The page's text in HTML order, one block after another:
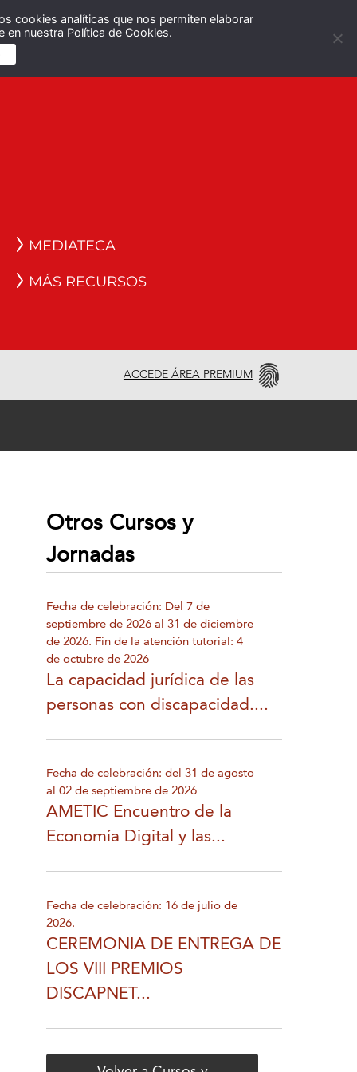
cookies analíticas que nos permiten elaborar
nuestra Política de Cookies.
Español English
MEDIATECA
MÁS RECURSOS
ACCEDE ÁREA PREMIUM
Otros Cursos y
Jornadas
Fecha de celebración: Del 7 de
septiembre de 2026 al 31 de diciembre
de 2026. Fin de la atención tutorial: 4
de octubre de 2026
La capacidad jurídica de las
personas con discapacidad....
Fecha de celebración: del 31 de agosto
al 02 de septiembre de 2026
AMETIC Encuentro de la
Economía Digital y las...
Fecha de celebración: 16 de julio de
2026.
CEREMONIA DE ENTREGA DE
LOS VIII PREMIOS
DISCAPNET...